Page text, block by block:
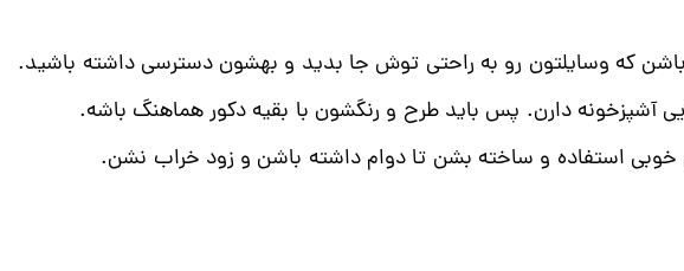
که وسایلتون رو به راحتی توش جا بدید و بهشون دسترسی داشته باشید.
آشپزخونه دارن. پس باید طرح و رنگشون با بقیه دکور هماهنگ باشه.
خوبی استفاده و ساخته بشن تا دوام داشته باشن و زود خراب نشن.